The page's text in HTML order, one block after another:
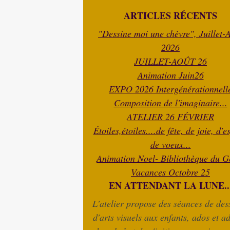
ARTICLES RÉCENTS
"Dessine moi une chèvre", Juillet-
2026
JUILLET-AOÛT 26
Animation Juin26
EXPO 2026
Composition de l'imaginaire...
ATELIER 26 FÉVRIER
Étoiles,étoiles....de fête, de joie,
de voeux...
Animation Noel- Bibliothèque du
Vacances Octobre 25
EN ATTENDANT LA
L'atelier propose des séances de
d'arts visuels aux enfants, ados et